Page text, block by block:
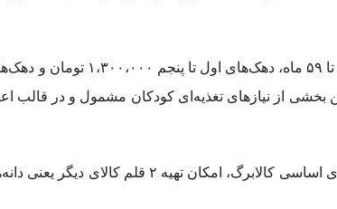
بخشی از نیاز‌های تغذیه‌ای کودکان مشمول و در قالب
در این مرحله، علاوه بر ۱۱ قلم کالای اساسی